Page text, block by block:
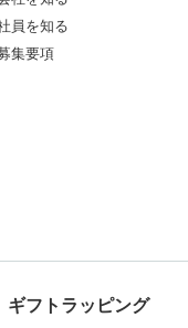
員を知る
集要項
ギフトラッピング